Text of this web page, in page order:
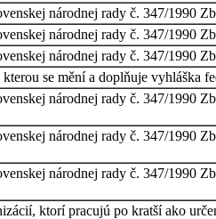
národnej rady č. 347/1990
národnej rady č. 347/1990
národnej rady č. 347/1990
se mění a doplňuje
národnej rady č. 347/1990
národnej rady č. 347/1990
národnej rady č. 347/1990
ktorí pracujú po kratší ako